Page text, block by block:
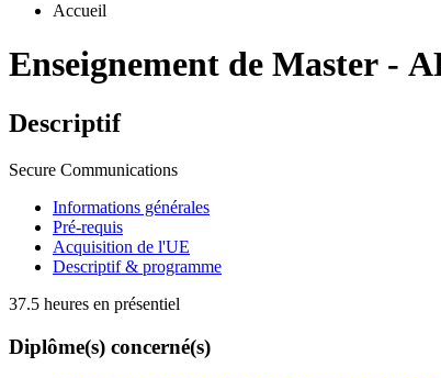
Accueil
Enseignement de Master -
Descriptif
Secure Communications
Informations générales
Pré-requis
Acquisition de l'UE
Descriptif & programme
37.5 heures en présentiel
Diplôme(s) concerné(s)